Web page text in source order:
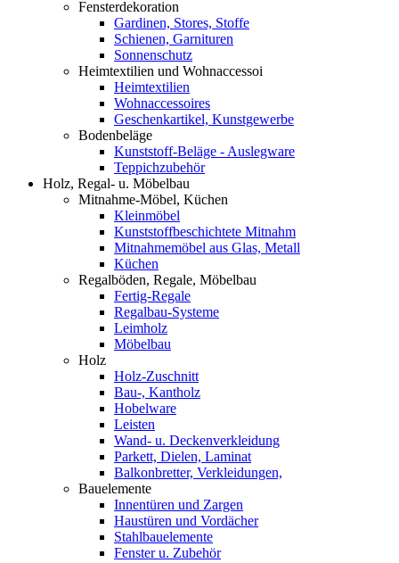
Fensterdekoration
Gardinen, Stores, Stoffe
Schienen, Garnituren
Sonnenschutz
Heimtextilien und Wohnaccessoi
Heimtextilien
Wohnaccessoires
Geschenkartikel, Kunstgewerbe
Bodenbeläge
Kunststoff-Beläge - Auslegware
Teppichzubehör
Holz, Regal- u. Möbelbau
Mitnahme-Möbel, Küchen
Kleinmöbel
Kunststoffbeschichtete Mitnahm
Mitnahmemöbel aus Glas, Metall
Küchen
Regalböden, Regale, Möbelbau
Fertig-Regale
Regalbau-Systeme
Leimholz
Möbelbau
Holz
Holz-Zuschnitt
Bau-, Kantholz
Hobelware
Leisten
Wand- u. Deckenverkleidung
Parkett, Dielen, Laminat
Balkonbretter, Verkleidungen,
Bauelemente
Innentüren und Zargen
Haustüren und Vordächer
Stahlbauelemente
Fenster u. Zubehör